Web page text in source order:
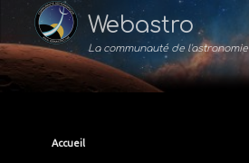
Webastro
La communauté de l'astronomie
Accueil